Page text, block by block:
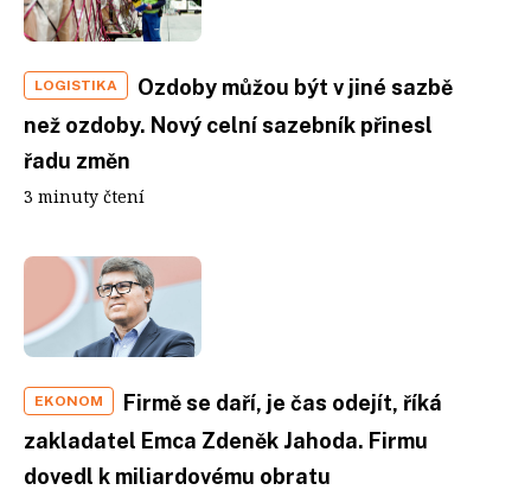
LOGISTIKA
Ozdoby můžou být v jiné sazbě
než ozdoby. Nový celní sazebník přinesl
řadu změn
3 minuty čtení
EKONOM
Firmě se daří, je čas odejít, říká
zakladatel Emca Zdeněk Jahoda. Firmu
dovedl k mi­liardovému obratu